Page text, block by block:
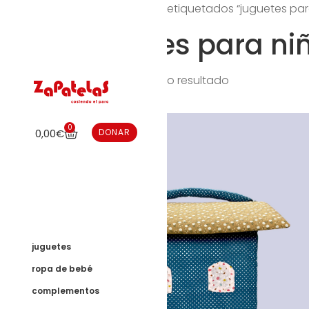
0,00€ 0 DONAR
juguetes
ropa de bebé
complementos
/ Productos etiquetados “juguetes
juguetes para
Mostrando el único resultado